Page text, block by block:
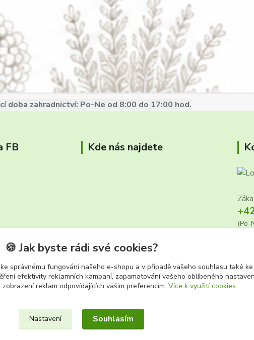
doba zahradnictví: Po-Ne od 8:00 do 17:00 hod.
FB Kde nás najdete
tř. Těreškovové 687/66 Karviná 7
(Po-
🍪 Jak byste rádi své cookies?
správnému fungování našeho e-shopu a v případě vašeho souhlasu také ke
efektivity reklamních kampaní, zapamatování vašeho oblíbeného
reklam odpovídajících vašim preferencím. Více k využití cookies
Nastavení Souhlasím